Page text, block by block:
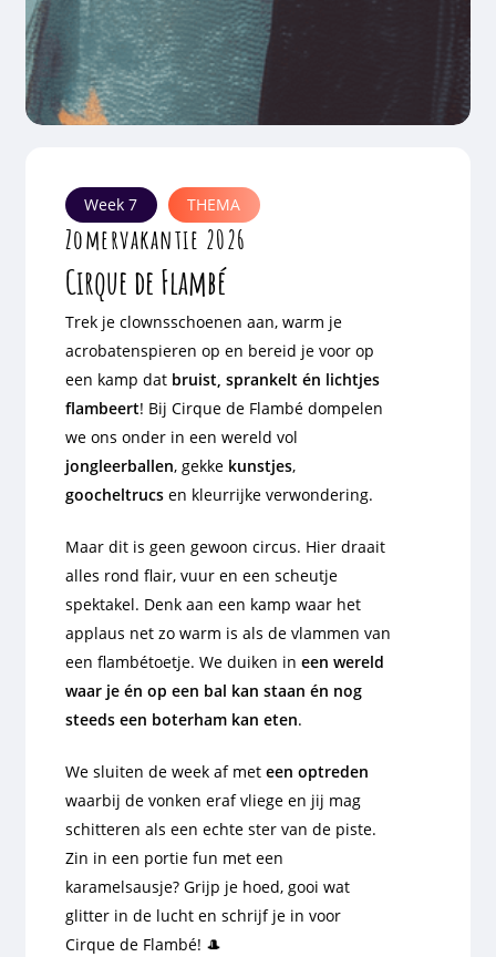
Week 7 THEMA
Zomervakantie 2026
Cirque de Flambé
Trek je clownsschoenen aan, warm je
acrobatenspieren op en bereid je voor op
een kamp dat bruist, sprankelt én lichtjes
flambeert! Bij Cirque de Flambédompelen
we ons onder in een wereld vol
jongleerballen, gekke kunstjes,
goocheltrucsen kleurrijke verwondering.
Maar dit is geen gewoon circus. Hier draait
alles rond flair, vuur en een scheutje
spektakel. Denk aan een kamp waar het
applaus net zo warm is als de vlammen van
een flambétoetje. We duiken in een wereld
waar je én op een bal kan staan én nog
steeds een boterham kan eten.
We sluiten de week af met een optreden
waarbij de vonken eraf vliege en jij mag
schitteren als een echte ster van de piste.
Zin in een portie fun met een
karamelsausje? Grijp je hoed, gooi wat
glitter in de lucht en schrijf je in voor
Cirque de Flambé! 🎩